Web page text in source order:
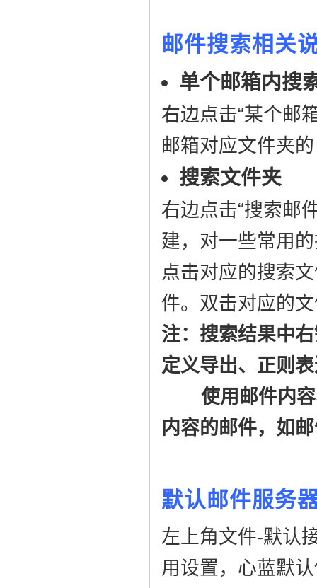
邮件搜索相关
单个邮箱内搜
右边点击“某个邮
邮箱对应文件夹
搜索文件夹
右边点击“搜索邮
建，对一些常用
点击对应的搜索
件。双击对应的
注：搜索结果中
定义导出、正则
使用邮件内容
内容的邮件，如
默认邮件服务
左上角文件-默认
用设置，心蓝默